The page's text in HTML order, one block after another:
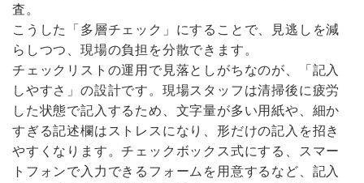
査。
こうした「多層チェック」にすることで、見逃しを減
らしつつ、現場の負担を分散できます。
チェックリストの運用で見落としがちなのが、「記入
しやすさ」の設計です。現場スタッフは清掃後に疲労
した状態で記入するため、文字量が多い用紙や、細か
すぎる記述欄はストレスになり、形だけの記入を招き
やすくなります。チェックボックス式にする、スマー
トフォンで入力できるフォームを用意するなど、記入